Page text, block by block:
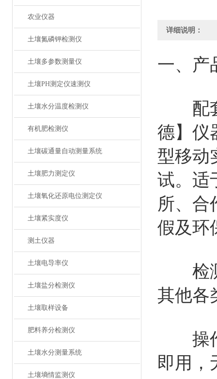
农业仪器
土壤氮磷钾检测仪
土壤多参数测量仪
土壤PH测定仪速测仪
土壤水分温度检测仪
有机肥检测仪
土壤碳通量自动测量系统
土壤肥力测定仪
土壤氧化还原电位测定仪
土壤紧实度仪
测土仪器
土壤电导率仪
土壤盐分检测仪
土壤取样设备
肥料养分检测仪
土壤水分测量系统
土壤墒情监测仪
详细说明：
一、产
配套
德】仪
型移动
试。适
所、合
假及环
检测
其他各
操作
即用，